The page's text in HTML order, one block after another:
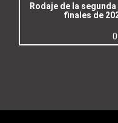
Rodaje de la
finales de